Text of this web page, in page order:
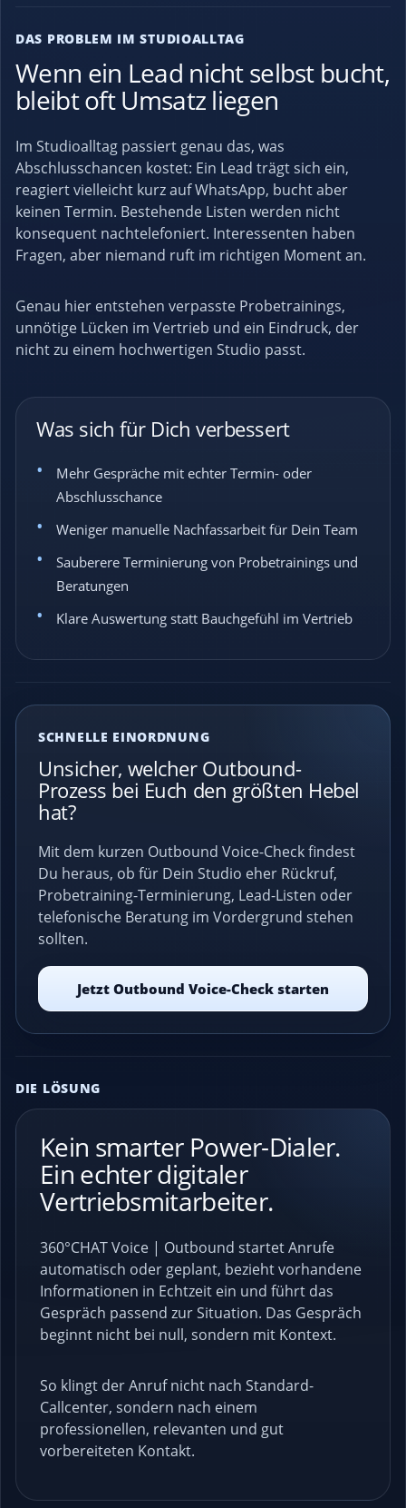
DAS PROBLEM IM STUDIOALLTAG
Wenn ein Lead nicht selbst bucht,
bleibt oft Umsatz liegen
Im Studioalltag passiert genau das, was
Abschlusschancen kostet: Ein Lead trägt sich ein,
reagiert vielleicht kurz auf WhatsApp, bucht aber
keinen Termin. Bestehende Listen werden nicht
konsequent nachtelefoniert. Interessenten haben
Fragen, aber niemand ruft im richtigen Moment an.
Genau hier entstehen verpasste Probetrainings,
unnötige Lücken im Vertrieb und ein Eindruck, der
nicht zu einem hochwertigen Studio passt.
Was sich für Dich verbessert
Mehr Gespräche mit echter Termin- oder
Abschlusschance
Weniger manuelle Nachfassarbeit für Dein Team
Sauberere Terminierung von Probetrainings und
Beratungen
Klare Auswertung statt Bauchgefühl im Vertrieb
SCHNELLE EINORDNUNG
Unsicher, welcher Outbound-
Prozess bei Euch den größten Hebel
hat?
Mit dem kurzen Outbound Voice-Check findest
Du heraus, ob für Dein Studio eher Rückruf,
Probetraining-Terminierung, Lead-Listen oder
telefonische Beratung im Vordergrund stehen
sollten.
Jetzt Outbound Voice-Check starten
DIE LÖSUNG
Kein smarter Power-Dialer.
Ein echter digitaler
Vertriebsmitarbeiter.
360°CHAT Voice | Outbound startet Anrufe
automatisch oder geplant, bezieht vorhandene
Informationen in Echtzeit ein und führt das
Gespräch passend zur Situation. Das Gespräch
beginnt nicht bei null, sondern mit Kontext.
So klingt der Anruf nicht nach Standard-
Callcenter, sondern nach einem
professionellen, relevanten und gut
vorbereiteten Kontakt.